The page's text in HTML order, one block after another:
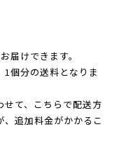
届けできます。
個分の送料となりま
て、こちらで配送方
追加料金がかかるこ